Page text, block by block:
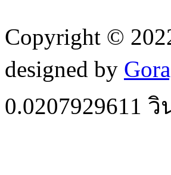
Copyright ©
designed by
0.0207929611 วิ